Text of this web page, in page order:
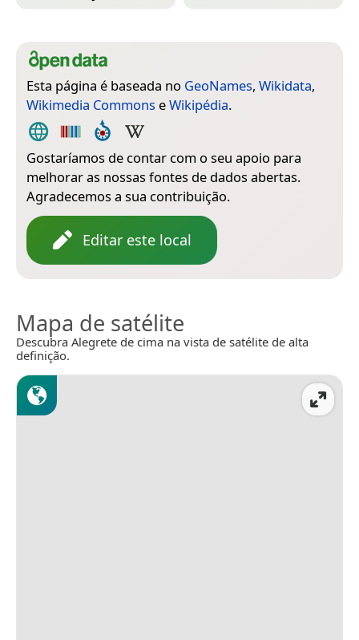
Esta página é baseada no GeoNames, Wikidata,
Wikimedia Commons eWikipédia.
Gostaríamos de contar com o seu apoio para
melhorar as nossas fontes de dados abertas.
Agradecemos a sua contribuição.
Editar este local
Mapa de satélite
Descubra Alegrete de cima na vista de satélite de alta
definição.